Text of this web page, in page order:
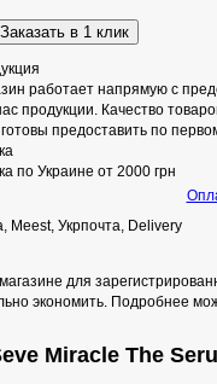
работает напрямую с
продукции. Качество
предоставить по
по Украине от 2000 грн
Meest, Укрпочта, Delivery
для
экономить. Подробнее
Miracle The